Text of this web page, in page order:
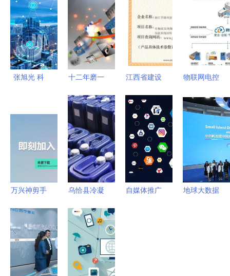
张旭光 科
十二年磨一
睿科技全网
推广，革新
口碑营销服
务模式立行
业标杆
江西省建设
广项目证书
助力绿色建
筑创新 重
庆孚瓯绿建
科技与九正
物联网技术
物联网电控
广困境到小
爆发的蜕变
之路
万兴神剪手
春化市场与
物联网新机
遇
乌恰县冷凝
剂订制 优
化微生物环
境与应用服
务解析
自媒体推广
地球大数据